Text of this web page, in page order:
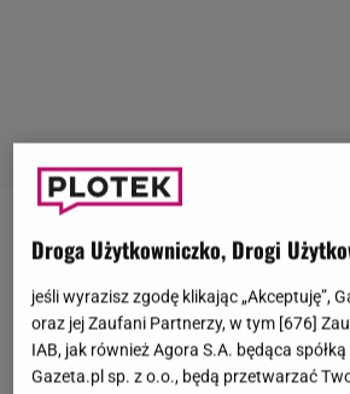
Na 17 stycznia przypadł drugi
nieufności wobec ministra kultury
Sienkiewicza, a także odbędzie się
odwołaniemKrzysztofa Bosaka z
Droga Użytkowniczko, Drogi
jeśli wyrazisz zgodę klikając „Akceptuję”,
oraz jej Zaufani Partnerzy, w tym [676]
IAB, jak również Agora S.A. będąca
Gazeta.pl sp. z o.o., będą przetwarzać